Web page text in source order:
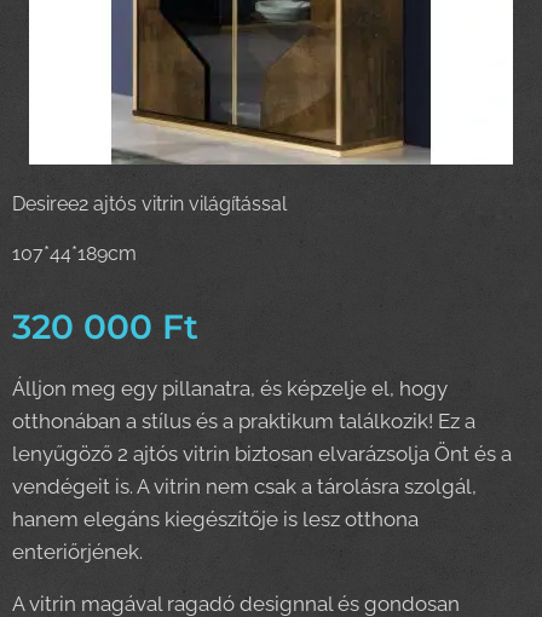
Desiree2 ajtós vitrin világítással
107*44*189cm
320 000 Ft
Álljon meg egy pillanatra, és képzelje el, hogy
otthonában a stílus és a praktikum találkozik! Ez a
lenyűgöző 2 ajtós vitrin biztosan elvarázsolja Önt és a
vendégeit is. A vitrin nem csak a tárolásra szolgál,
hanem elegáns kiegészítője is lesz otthona
enteriőrjének.
A vitrin magával ragadó designnal és gondosan